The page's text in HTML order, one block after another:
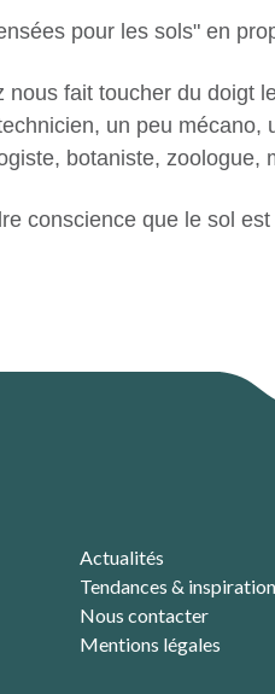
pour les sols" en
fait toucher du doigt
un peu
botaniste, zoologue,
conscience que le sol
Actualités
Tendances &
Nous contacter
Mentions légales